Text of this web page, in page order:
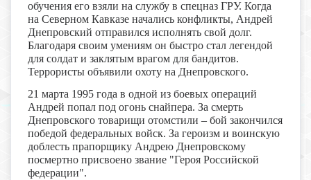
обучения его взяли на службу в спецназ ГРУ. Когда
на Северном Кавказе начались конфликты, Андрей
Днепровский отправился исполнять свой долг.
Благодаря своим умениям он быстро стал легендой
для солдат и заклятым врагом для бандитов.
Террористы объявили охоту на Днепровского.
21 марта 1995 года в одной из боевых операций
Андрей попал под огонь снайпера. За смерть
Днепровского товарищи отомстили – бой закончился
победой федеральных войск. За героизм и воинскую
доблесть прапорщику Андрею Днепровскому
посмертно присвоено звание "Героя Российской
федерации".